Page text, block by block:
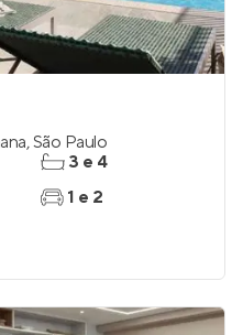
,São Paulo
3 e 4
1 e 2